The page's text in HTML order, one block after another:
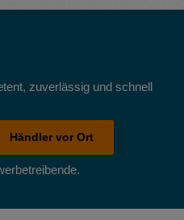
zuverlässig und schnell
Händler vor Ort